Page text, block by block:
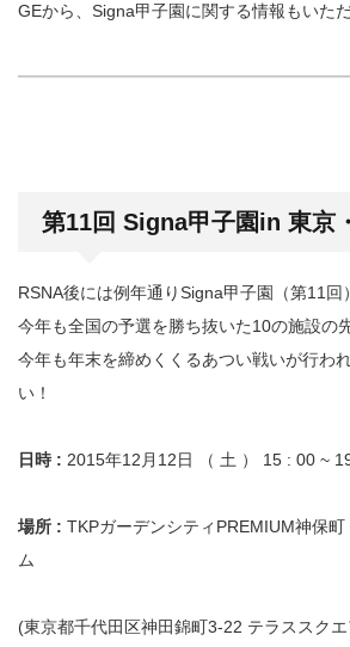
GEから、Signa甲子園に関する情報もいただ
第11回 Signa甲子園in 東京
RSNA後には例年通りSigna甲子園（第11回
今年も全国の予選を勝ち抜いた10の施設の
今年も年末を締めくくるあつい戦いが行わ
い！
日時 : 2015年12月12日 （ 土 ） 15 : 00 ~
場所 : TKPガーデンシティPREMIUM神保
ム
(東京都千代田区神田錦町3-22 テラススク